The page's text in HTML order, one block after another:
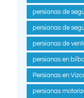
persianas de
persianas de
persianas de
persianas en
Persianas en
persianas